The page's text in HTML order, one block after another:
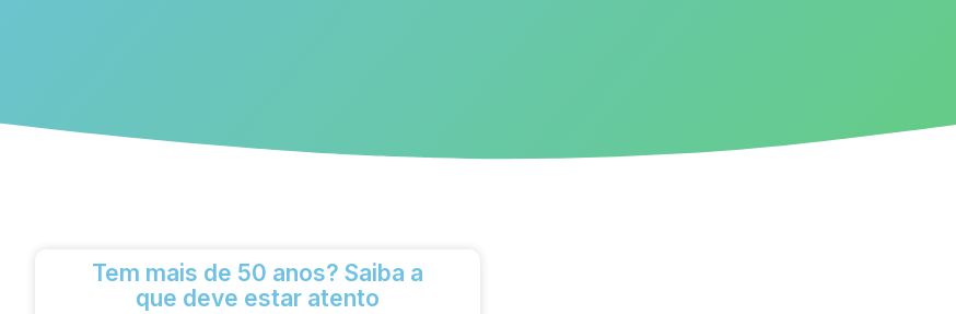
Tem mais de 50 anos? Saiba a
que deve estar atento